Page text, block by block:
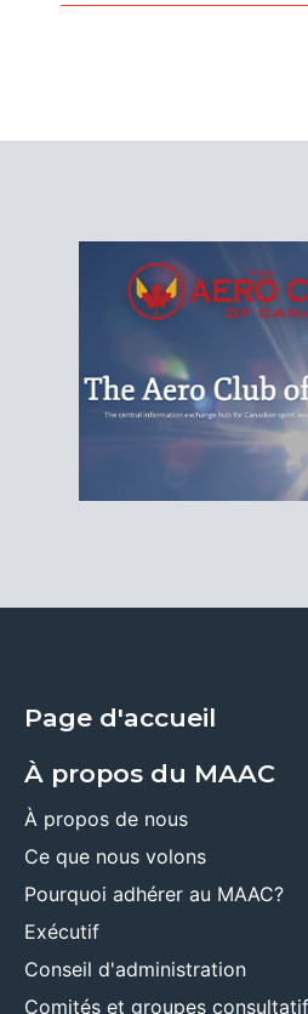
Page d'accueil
À propos du MAAC
À propos de nous
Ce que nous volons
Pourquoi adhérer au MAAC?
Exécutif
Conseil d'administration
Comités et groupes